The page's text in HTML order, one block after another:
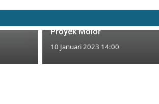
Proyek Molor
10 Januari 2023 14:00